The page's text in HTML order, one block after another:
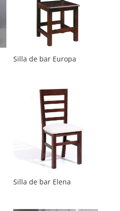
Silla de bar Europa
Silla de bar Elena